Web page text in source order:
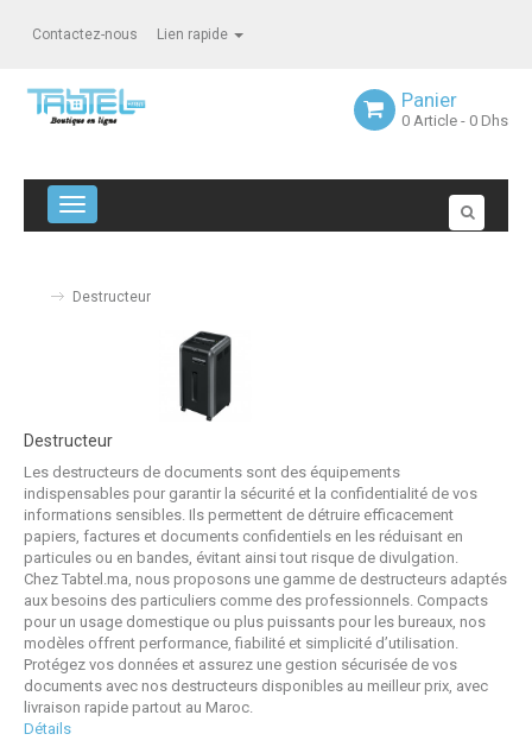
Contactez-nous Lien rapide
Panier
0 Article - 0 Dhs
Navigation bascule
Destructeur
Destructeur
Les destructeurs de documents sont des équipements
indispensables pour garantir la sécurité et la confidentialité de vos
informations sensibles. Ils permettent de détruire efficacement
papiers, factures et documents confidentiels en les réduisant en
particules ou en bandes, évitant ainsi tout risque de divulgation.
Chez Tabtel.ma, nous proposons une gamme de destructeurs adaptés
aux besoins des particuliers comme des professionnels. Compacts
pour un usage domestique ou plus puissants pour les bureaux, nos
modèles offrent performance, fiabilité et simplicité d’utilisation.
Protégez vos données et assurez une gestion sécurisée de vos
documents avec nos destructeurs disponibles au meilleur prix, avec
livraison rapide partout au Maroc.
Détails